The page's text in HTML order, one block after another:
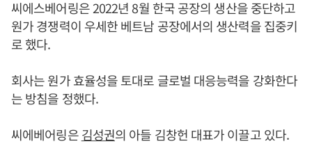
씨에스베어링은 2022년 8월 한국 공장의 생산을 중단하고
원가 경쟁력이 우세한 베트남 공장에서의 생산력을 집중키
로 했다.
회사는 원가 효율성을 토대로 글로벌 대응능력을 강화한다
는 방침을 정했다.
씨에베어링은김성권의 아들 김창헌 대표가 이끌고 있다.